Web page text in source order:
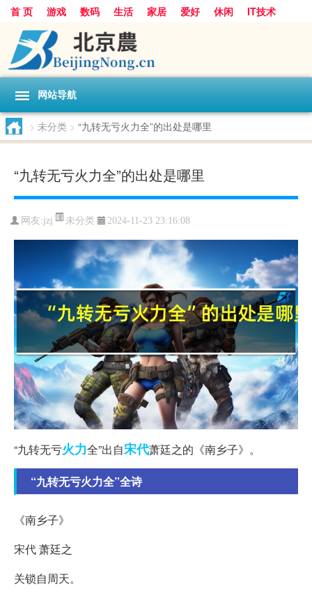
首 页 游戏 数码 生活 家居 爱好 休闲
IT技术
互联网
手机 购物
网站导航
> 未分类 > “九转无亏火力全”的出处是哪里
“九转无亏火力全”的出处是哪里
网友:jzj 未分类 2024-11-23 23:16:08
“九转无亏火力全”出自宋代萧廷之的《南乡子》。
“九转无亏火力全”全诗
《南乡子》
宋代 萧廷之
关锁自周天。